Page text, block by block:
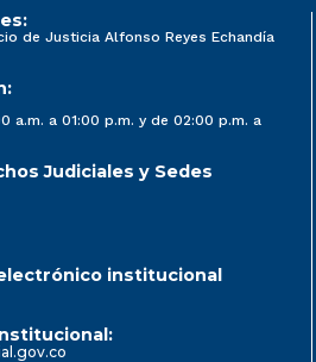
de Justicia Alfonso Reyes Echandía
a.m. a 01:00 p.m. y de 02:00 p.m. a
Judiciales y Sedes
institucional